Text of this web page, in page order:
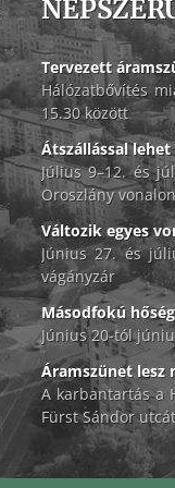
évtizedes
Tervezett
Hálózatbővítés
15.30 között
Átszállással
Július 9–12. és
Oroszlány vonalon
Változik egyes
Június 27. és
vágányzár
Másodfokú
Június 20-tól
Áramszünet lesz
A karbantartás a
Fürst Sándor